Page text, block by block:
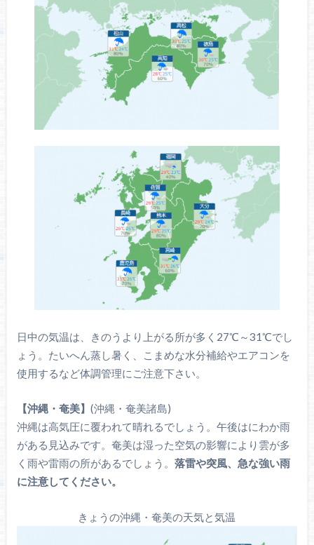
日中の気温は、きのうより上がる所が多く27℃～31℃でし
ょう。たいへん蒸し暑く、こまめな水分補給やエアコンを
使用するなど体調管理にご注意下さい。
【沖縄・奄美】 (沖縄・奄美諸島)
沖縄は高気圧に覆われて晴れるでしょう。午後はにわか雨
がある見込みです。奄美は湿った空気の影響により雲が多
く雨や雷雨の所があるでしょう。 落雷や突風、急な強い雨
に注意してください。
きょうの沖縄・奄美の天気と気温